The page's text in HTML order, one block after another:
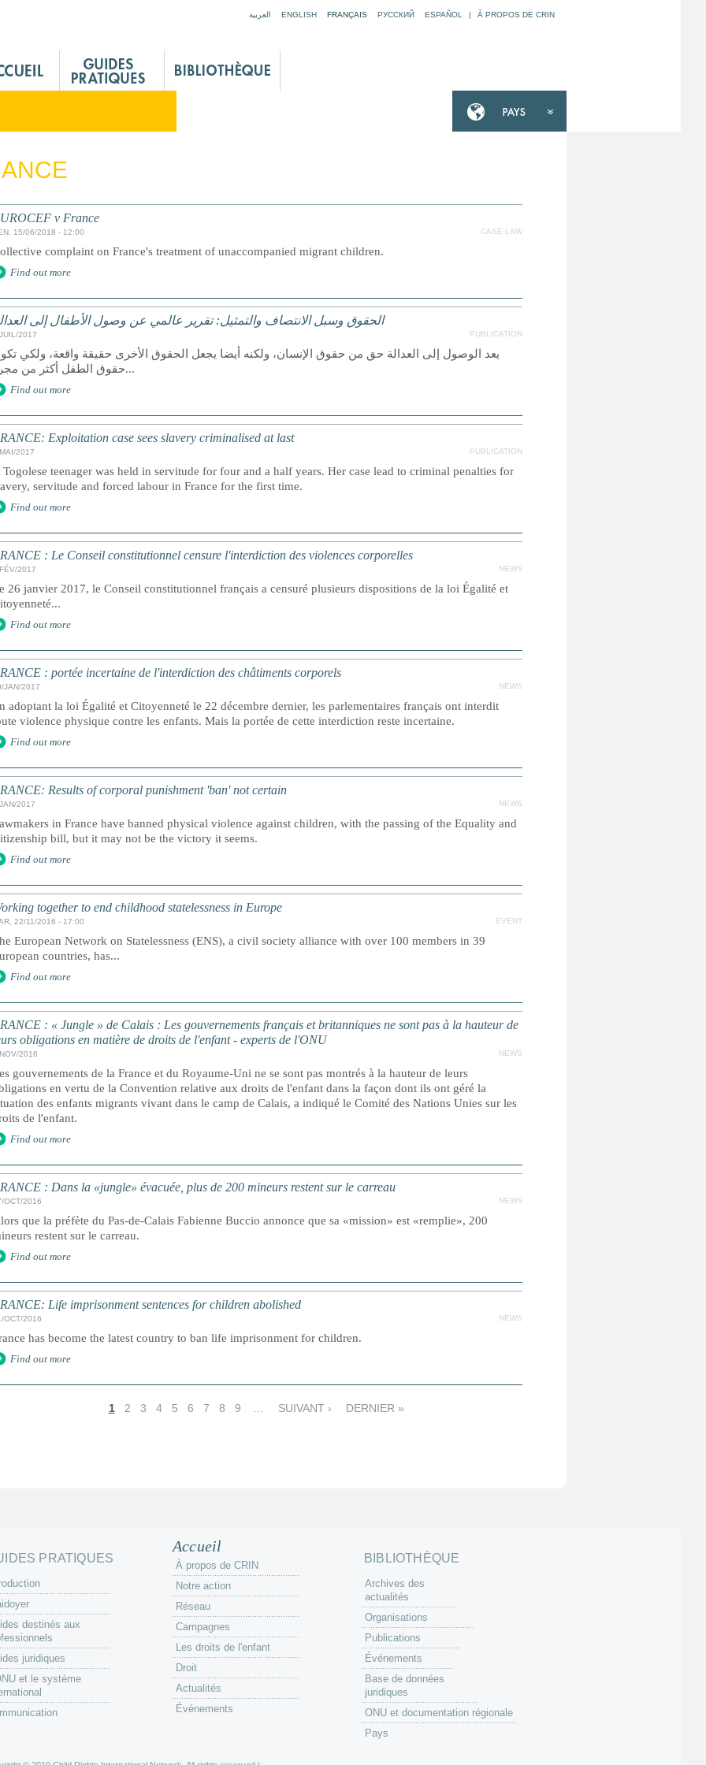
العربية ENGLISH FRANÇAIS РУССКИЙ ESPAÑOL | À PROPOS DE CRIN
v France
15/06/2018 - 12:00 CASE LAW
complaint on France's treatment of unaccompanied migrant children.
Find out more
الحقوق وسبل الانتصاف والتمثيل: تقرير عالمي عن وصول الأطفال إلى
2017 PUBLICATION
يعد الوصول إلى العدالة حق من حقوق الإنسان، ولكنه أيضا يجعل الحقوق الأخرى حقيقة واقعة، ولكي
حقوق الطفل أكثر من مجرد...
Find out more
Exploitation case sees slavery criminalised at last
2017 PUBLICATION
Togolese teenager was held in servitude for four and a half years. Her case lead to criminal penalties for
servitude and forced labour in France for the first time.
Find out more
: Le Conseil constitutionnel censure l'interdiction des violences corporelles
2017 NEWS
26 janvier 2017, le Conseil constitutionnel français a censuré plusieurs dispositions de la loi Égalité et
Find out more
: portée incertaine de l'interdiction des châtiments corporels
JAN/2017 NEWS
adoptant la loi Égalité et Citoyenneté le 22 décembre dernier, les parlementaires français ont interdit
violence physique contre les enfants. Mais la portée de cette interdiction reste incertaine.
Find out more
Results of corporal punishment 'ban' not certain
2017 NEWS
in France have banned physical violence against children, with the passing of the Equality and
bill, but it may not be the victory it seems.
Find out more
together to end childhood statelessness in Europe
22/11/2016 - 17:00 EVENT
European Network on Statelessness (ENS), a civil society alliance with over 100 members in 39
countries, has...
Find out more
: « Jungle » de Calais : Les gouvernements français et britanniques ne sont pas à la hauteur de
obligations en matière de droits de l'enfant - experts de l'ONU
2016 NEWS
gouvernements de la France et du Royaume-Uni ne se sont pas montrés à la hauteur de leurs
en vertu de la Convention relative aux droits de l'enfant dans la façon dont ils ont géré la
des enfants migrants vivant dans le camp de Calais, a indiqué le Comité des Nations Unies sur les
de l'enfant.
Find out more
: Dans la «jungle» évacuée, plus de 200 mineurs restent sur le carreau
OCT/2016 NEWS
que la préfète du Pas-de-Calais Fabienne Buccio annonce que sa «mission» est «remplie», 200
restent sur le carreau.
Find out more
Life imprisonment sentences for children abolished
OCT/2016 NEWS
has become the latest country to ban life imprisonment for children.
Find out more
1 2 3 4 5 6 7 8 9 SUIVANT › DERNIER »
PRATIQUES
destinés aux
juridiques
et le système
Accueil
À propos de CRIN
Notre action
Réseau
Campagnes
Les droits de l'enfant
Droit
Actualités
Événements
BIBLIOTHÈQUE
Archives des
actualités
Organisations
Publications
Événements
Base de données
juridiques
ONU et documentation régionale
Pays